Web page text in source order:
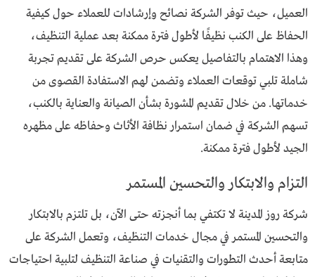
العميل، حيث توفر الشركة نصائح وإرشادات للعملاء حول كيفية
الحفاظ على الكنب نظيفًا لأطول فترة ممكنة بعد عملية التنظيف،
وهذا الاهتمام بالتفاصيل يعكس حرص الشركة على تقديم تجربة
شاملة تلبي توقعات العملاء وتضمن لهم الاستفادة القصوى من
خدماتها. من خلال تقديم المشورة بشأن الصيانة والعناية بالكنب،
تسهم الشركة في ضمان استمرار نظافة الأثاث وحفاظه على مظهره
الجيد لأطول فترة ممكنة.
التزام والابتكار والتحسين المستمر
شركة روز المدينة لا تكتفي بما أنجزته حتى الآن، بل تلتزم بالابتكار
والتحسين المستمر في مجال خدمات التنظيف، وتعمل الشركة على
متابعة أحدث التطورات والتقنيات في صناعة التنظيف لتلبية احتياجات